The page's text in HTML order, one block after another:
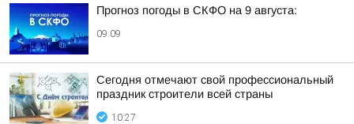
Прогноз погоды в СКФО на 9 августа:
09:09
Сегодня отмечают свой профессиональный
праздник строители всей страны
10:27